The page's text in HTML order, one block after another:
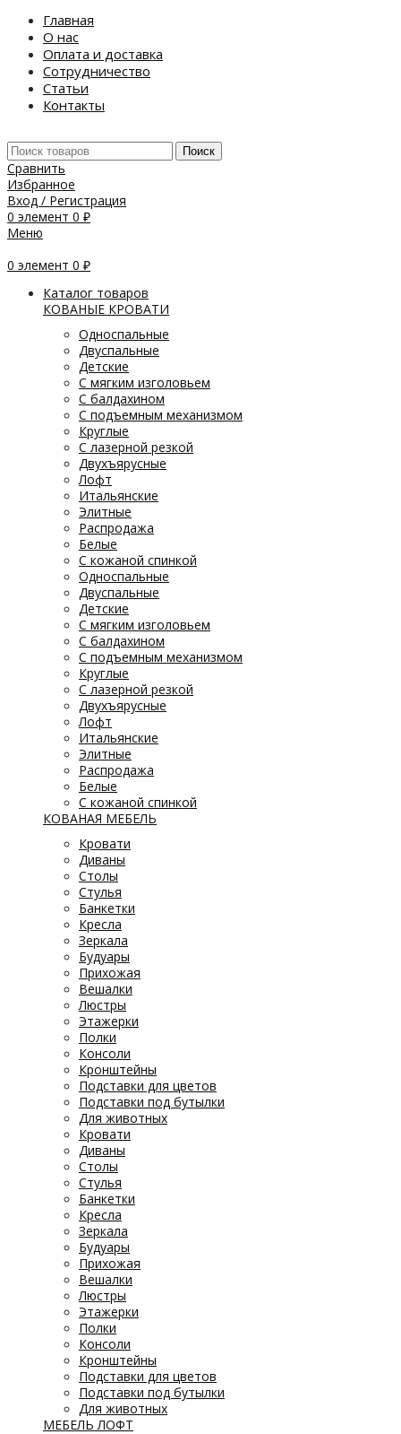
Главная
О нас
Оплата и доставка
Сотрудничество
Статьи
Контакты
Поиск
Сравнить
Избранное
Вход / Регистрация
0 элемент 0 ₽
Меню
0 элемент 0 ₽
Каталог товаров
КОВАНЫЕ КРОВАТИ
Односпальные
Двуспальные
Детские
С мягким изголовьем
С балдахином
С подъемным механизмом
Круглые
С лазерной резкой
Двухъярусные
Лофт
Итальянские
Элитные
Распродажа
Белые
С кожаной спинкой
Односпальные
Двуспальные
Детские
С мягким изголовьем
С балдахином
С подъемным механизмом
Круглые
С лазерной резкой
Двухъярусные
Лофт
Итальянские
Элитные
Распродажа
Белые
С кожаной спинкой
КОВАНАЯ МЕБЕЛЬ
Кровати
Диваны
Столы
Стулья
Банкетки
Кресла
Зеркала
Будуары
Прихожая
Вешалки
Люстры
Этажерки
Полки
Консоли
Кронштейны
Подставки для цветов
Подставки под бутылки
Для животных
Кровати
Диваны
Столы
Стулья
Банкетки
Кресла
Зеркала
Будуары
Прихожая
Вешалки
Люстры
Этажерки
Полки
Консоли
Кронштейны
Подставки для цветов
Подставки под бутылки
Для животных
МЕБЕЛЬ ЛОФТ